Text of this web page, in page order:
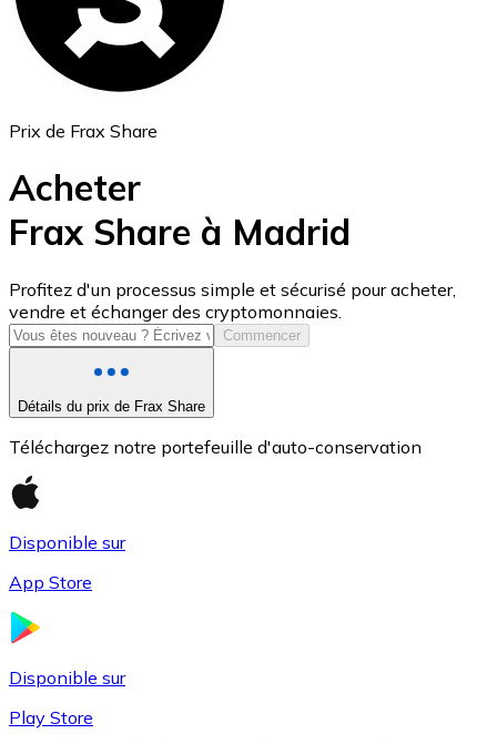
USD Coin
USDC
Prix de Frax Share
Acheter
Frax Share à Madrid
Profitez d'un processus simple et sécurisé pour acheter,
vendre et échanger des cryptomonnaies.
Commencer
Détails du prix de Frax Share
Téléchargez notre portefeuille d'auto-conservation
Disponible sur
App Store
Disponible sur
Play Store